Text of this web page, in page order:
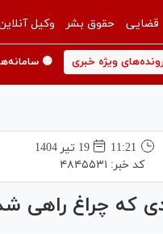
قضایی حقوق بشر وکیل
ویژه خبری 🟡
11:21
19 تير 1404
کد خبر: ۴۸۴۵۵۳۱
که چراغ راهی